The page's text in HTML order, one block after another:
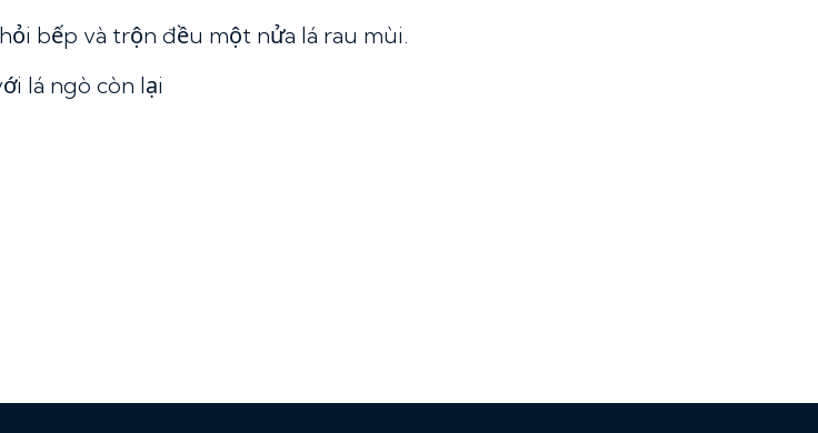
bếp và trộn đều một nửa lá rau mùi.
lá ngò còn lại